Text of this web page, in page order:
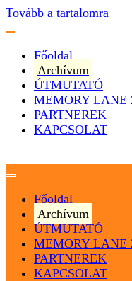
Tovább a tartalomra
Főoldal
Archívum
ÚTMUTATÓ
MEMORY LANE
PARTNEREK
KAPCSOLAT
Magyar
Magyarország
Főoldal
Archívum
ÚTMUTATÓ
MEMORY LANE
PARTNEREK
KAPCSOLAT